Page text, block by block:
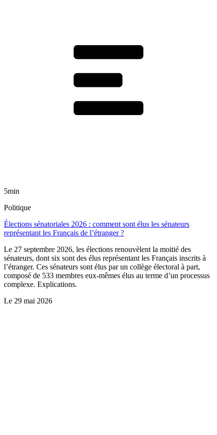
5min
Politique
Élections sénatoriales 2026 : comment sont élus les sénateurs
représentant les Français de l’étranger ?
Le 27 septembre 2026, les élections renouvèlent la moitié des
sénateurs, dont six sont des élus représentant les Français inscrits à
l’étranger. Ces sénateurs sont élus par un collège électoral à part,
composé de 533 membres eux-mêmes élus au terme d’un processus
complexe. Explications.
Le 29 mai 2026